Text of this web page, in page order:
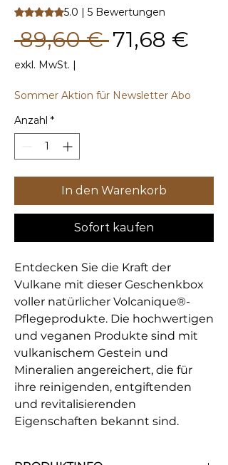
Das Rating beträgt 5.0 von fünf Sternen,
5.0 | 5 Bewertungen
89,60 € 71,68 €
exkl. MwSt. |
Sommer Aktion für Newsletter Abo
Anzahl *
In den Warenkorb
Sofort kaufen
Entdecken Sie die Kraft der
Vulkane mit dieser Geschenkbox
voller natürlicher Volcanique®-
Pflegeprodukte. Die hochwertigen
und veganen Produkte sind mit
vulkanischem Gestein und
Mineralien angereichert, die für
ihre reinigenden, entgiftenden
und revitalisierenden
Eigenschaften bekannt sind.